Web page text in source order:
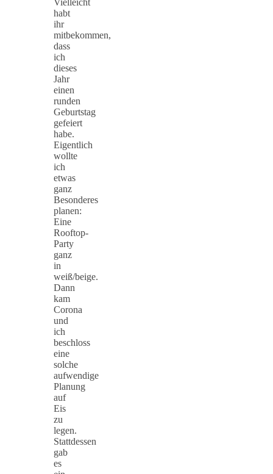
habt
ihr
mitbekommen,
dass
ich
dieses
Jahr
einen
runden
Geburtstag
gefeiert
habe.
Eigentlich
wollte
ich
etwas
ganz
Besonderes
planen:
Eine
Rooftop-
Party
ganz
in
weiß/beige.
Dann
kam
Corona
und
ich
beschloss
eine
solche
aufwendige
Planung
auf
Eis
zu
legen.
Stattdessen
gab
es